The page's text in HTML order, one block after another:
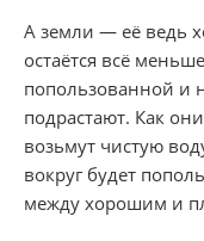
А земли — её ведь
остаётся всё
попользованной и
подрастают. Как
возьмут чистую
вокруг будет
между хорошим и